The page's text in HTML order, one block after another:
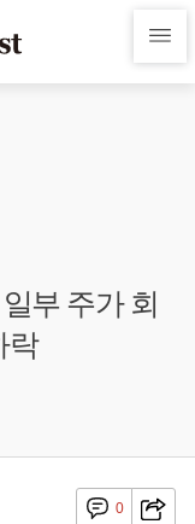
부 주가 회
락
0